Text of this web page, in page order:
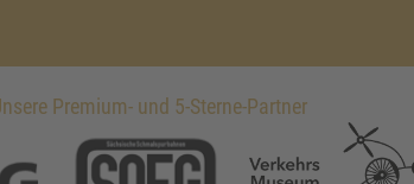
Premium- und 5-Sterne-Partner